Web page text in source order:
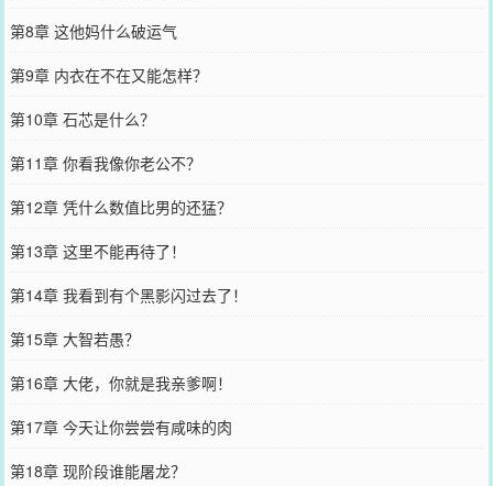
第8章 这他妈什么破运气
第9章 内衣在不在又能怎样？
第10章 石芯是什么？
第11章 你看我像你老公不？
第12章 凭什么数值比男的还猛？
第13章 这里不能再待了！
第14章 我看到有个黑影闪过去了！
第15章 大智若愚？
第16章 大佬，你就是我亲爹啊！
第17章 今天让你尝尝有咸味的肉
第18章 现阶段谁能屠龙？